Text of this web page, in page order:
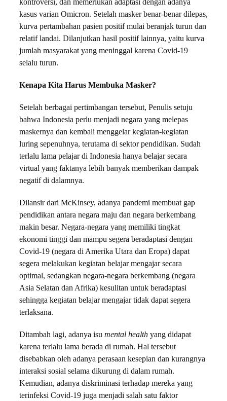
kontroversi, dan memerlukan adaptasi dengan adanya
kasus varian Omicron. Setelah masker benar-benar dilepas,
kurva pertambahan pasien positif mulai beranjak turun dan
relatif landai. Dilanjutkan hasil positif lainnya, yaitu kurva
jumlah masyarakat yang meninggal karena Covid-19
selalu turun.
Kenapa Kita Harus Membuka Masker?
Setelah berbagai pertimbangan tersebut, Penulis setuju
bahwa Indonesia perlu menjadi negara yang melepas
maskernya dan kembali menggelar kegiatan-kegiatan
luring sepenuhnya, terutama di sektor pendidikan. Sudah
terlalu lama pelajar di Indonesia hanya belajar secara
virtual yang faktanya lebih banyak memberikan dampak
negatif di dalamnya.
Dilansir dari McKinsey, adanya pandemi membuat gap
pendidikan antara negara maju dan negara berkembang
makin besar. Negara-negara yang memiliki tingkat
ekonomi tinggi dan mampu segera beradaptasi dengan
Covid-19 (negara di Amerika Utara dan Eropa) dapat
segera melakukan kegiatan belajar mengajar secara
optimal, sedangkan negara-negara berkembang (negara
Asia Selatan dan Afrika) kesulitan untuk beradaptasi
sehingga kegiatan belajar mengajar tidak dapat segera
terlaksana.
Ditambah lagi, adanya isu mental health yang didapat
karena terlalu lama berada di rumah. Hal tersebut
disebabkan oleh adanya perasaan kesepian dan kurangnya
interaksi sosial selama dikurung di dalam rumah.
Kemudian, adanya diskriminasi terhadap mereka yang
terinfeksi Covid-19 juga menjadi salah satu faktor